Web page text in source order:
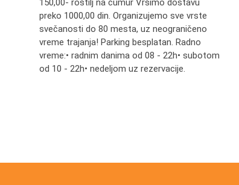
150,00- roštilj na ćumur Vršimo dostavu
preko 1000,00 din. Organizujemo sve vrste
svečanosti do 80 mesta, uz neograničeno
vreme trajanja! Parking besplatan. Radno
vreme:• radnim danima od 08 - 22h• subotom
od 10 - 22h• nedeljom uz rezervacije.